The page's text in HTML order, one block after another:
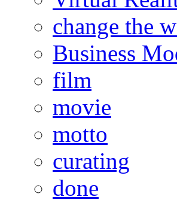
change the
Business
film
movie
motto
curating
done